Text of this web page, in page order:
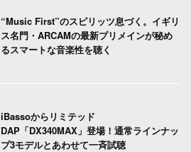
“Music First”のスピリッツ息づく。イギリ
ス名門・ARCAMの最新プリメインが秘め
るスマートな音楽性を聴く
iBassoからリミテッド
DAP「DX340MAX」登場！通常ラインナッ
プ3モデルとあわせて一斉試聴